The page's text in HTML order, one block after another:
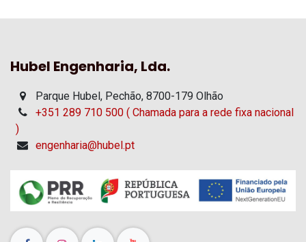
Hubel Engenharia, Lda.
Parque Hubel, Pechão, 8700-179 Olhão
+351 289 710 500 ( Chamada para a rede fixa nacional
)
engenharia@hubel.pt